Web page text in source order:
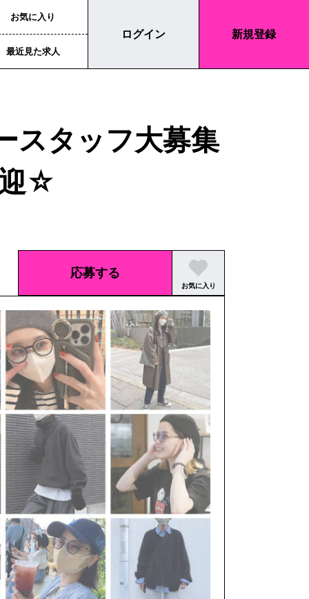
お気に入り
最近見た求人
ログイン 新規登録
スタッフ大募集
迎☆
応募する
お気に入り